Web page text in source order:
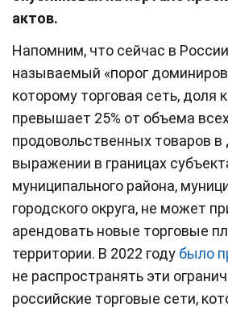
актов.
Напомним, что сейчас в
называемый «порог
которому торговая сеть, доля
превышает 25% от объема
продовольственных товаров
выражении в границах
муниципального района,
городского округа, не может
арендовать новые торговые
территории. В 2022 году было
не распространять эти
российские торговые сети,